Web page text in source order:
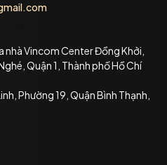
nhà Vincom Center Đồng Khởi,
Quận 1, Thành phố Hồ Chí
Phường 19, Quận Bình Thạnh,